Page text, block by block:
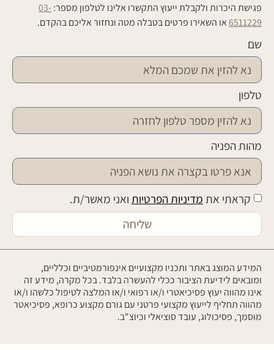
פגישת היכרות ולקבלת ייעוץ התקשרו אלינו לטלפון מספר: 03-
6511229או השאירו פרטים בטבלה מטה ונחזור אליכם בהקדם.
שם
טלפון
מהות הפניה
קראתי אתמדיניות הפרטיותואני מאשר/ת.
שליחה
המידע המוצג באתר ותכניו מקצועיים אינפורמטיביים וכלליים,
ומובאים לידיעת הציבור ככלי להעשרה בלבד. בכל מקרה, מידע זה
אינו מהווה יעוץ פסיכיאטרי ו/או רפואי ו/או המלצה לטיפול כלשהו ו/או
מהווה תחליף לייעוץ מקצועי פרטני עם גורם מקצוע כרופא, פסיכיאטר
מוסמך, פסיכולוג, עובד סוציאלי וכיוצ"ב.